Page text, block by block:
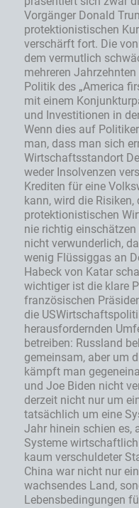
Vorgänger Donald
protektionistischen
verschärft fort. Die
dem vermutlich
mehreren
Politik des „America
mit einem
und Investitionen in
Wenn dies auf
man, dass man sich
Wirtschaftsstandort
weder Insolvenzen
Krediten für eine
kann, wird die Risiken,
protektionistischen
nie richtig
nicht verwunderlich,
wenig Flüssiggas an
Habeck von Katar
wichtiger ist die klare
französischen
die
herausfordernden
betreiben: Russland
gemeinsam, aber um
kämpft man
und Joe Biden nicht
derzeit nicht nur um
tatsächlich um eine
Jahr hinein schien es,
Systeme
kaum verschuldeter
China war nicht nur
wachsendes Land,
Lebensbedingungen